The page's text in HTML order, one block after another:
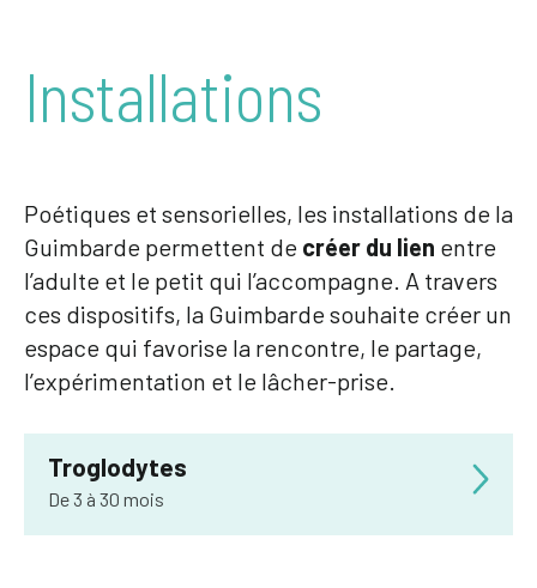
Installations
Poétiques et sensorielles, les installations de la
Guimbarde permettent de créer du lien entre
l’adulte et le petit qui l’accompagne. A travers
ces dispositifs, la Guimbarde souhaite créer un
espace qui favorise la rencontre, le partage,
l’expérimentation et le lâcher-prise.
Troglodytes
De 3 à 30 mois